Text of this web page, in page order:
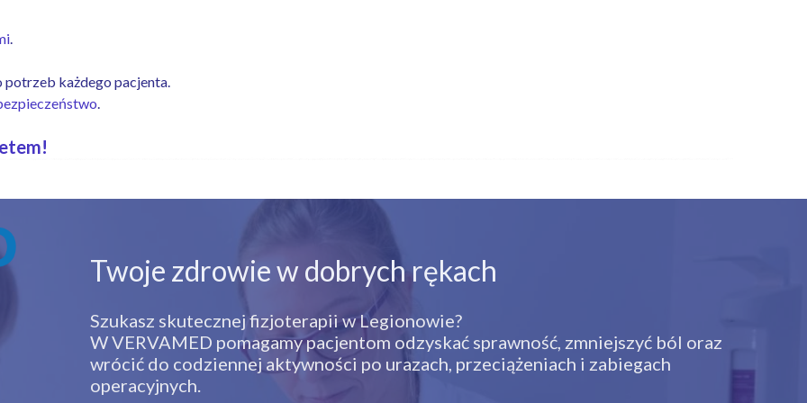
.
potrzeb każdego pacjenta.
.
Twoje zdrowie w dobrych rękach
Szukasz skutecznej fizjoterapii w Legionowie?
W VERVAMED pomagamy pacjentom odzyskać sprawność, zmniejszyć ból oraz
wrócić do codziennej aktywności po urazach, przeciążeniach i zabiegach
operacyjnych.